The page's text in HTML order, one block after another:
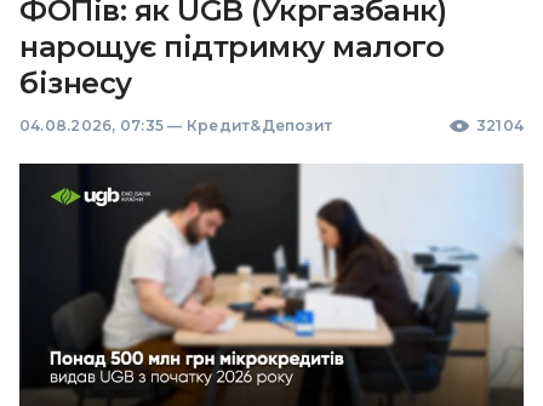
ФОПів: як UGB (Укргазбанк)
нарощує підтримку малого
бізнесу
04.08.2026, 07:35 — Кредит&Депозит 32104